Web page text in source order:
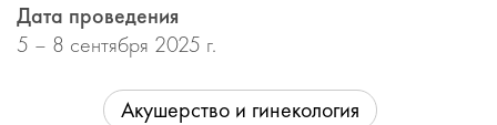
Дата проведения
5 – 8 сентября 2025 г.
Акушерство и гинекология